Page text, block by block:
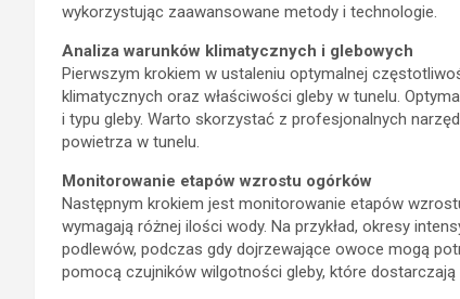
wykorzystując zaawansowane metody i technologie.
Analiza warunków klimatycznych i glebowych
Pierwszym krokiem w ustaleniu optymalnej
klimatycznych oraz właściwości gleby w tunelu.
i typu gleby. Warto skorzystać z profesjonalnych
powietrza w tunelu.
Monitorowanie etapów wzrostu ogórków
Następnym krokiem jest monitorowanie etapów
wymagają różnej ilości wody. Na przykład, okresy
podlewów, podczas gdy dojrzewające owoce mogą
pomocą czujników wilgotności gleby, które